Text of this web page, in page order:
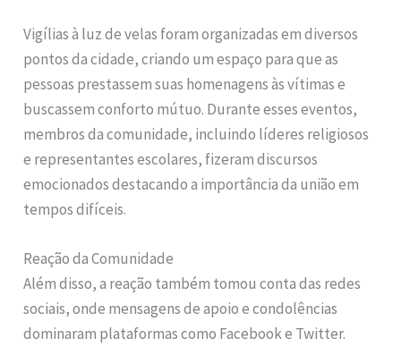
Vigílias à luz de velas foram organizadas em diversos
pontos da cidade, criando um espaço para que as
pessoas prestassem suas homenagens às vítimas e
buscassem conforto mútuo. Durante esses eventos,
membros da comunidade, incluindo líderes religiosos
e representantes escolares, fizeram discursos
emocionados destacando a importância da união em
tempos difíceis.
Reação da Comunidade
Além disso, a reação também tomou conta das redes
sociais, onde mensagens de apoio e condolências
dominaram plataformas como Facebook e Twitter.